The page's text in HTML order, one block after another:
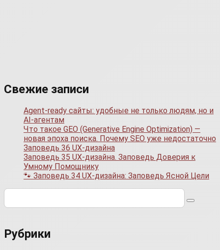
Свежие записи
Agent-ready сайты: удобные не только людям, но и
AI-агентам
Что такое GEO (Generative Engine Optimization) —
новая эпоха поиска. Почему SEO уже недостаточно
Заповедь 36 UX-дизайна
Заповедь 35 UX-дизайна. Заповедь Доверия к
Умному Помощнику
🐾 Заповедь 34 UX-дизайна: Заповедь Ясной Цели
Поиск:
Рубрики